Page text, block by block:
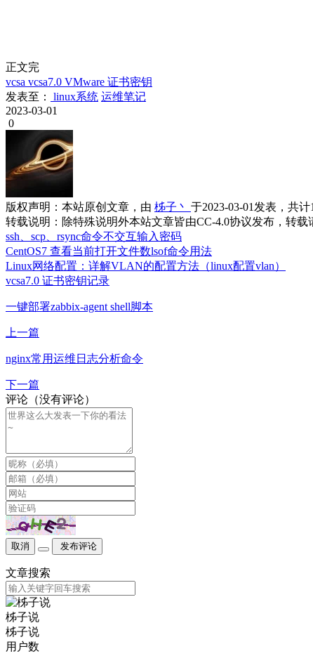
正文完
vcsa vcsa7.0 VMware 证书密钥
发表至：
linux系统 运维笔记
2023-03-01
0
版权声明： 本站原创文章，由 柹子丶 于2023-03-01发表，共计
转载说明： 除特殊说明外本站文章皆由CC-4.0协议发布，转载
ssh、scp、rsync命令不交互输入密码
CentOS7 查看当前打开文件数lsof命令用法
Linux网络配置：详解VLAN的配置方法（linux配置vlan）
vcsa7.0 证书密钥记录
一键部署zabbix-agent shell脚本
上一篇
nginx常用运维日志分析命令
下一篇
评论（没有评论）
取消 发布评论
文章搜索
柹子说
柹子说
用户数